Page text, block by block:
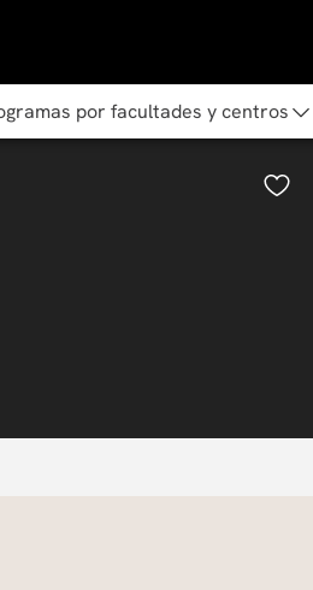
por facultades y centros